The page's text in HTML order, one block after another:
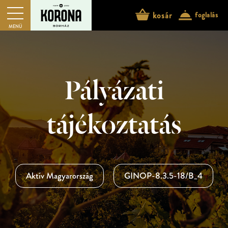
MENÜ
kosár foglalás
Pályázati
tájékoztatás
Aktív Magyarország GINOP-8.3.5-18/B_4